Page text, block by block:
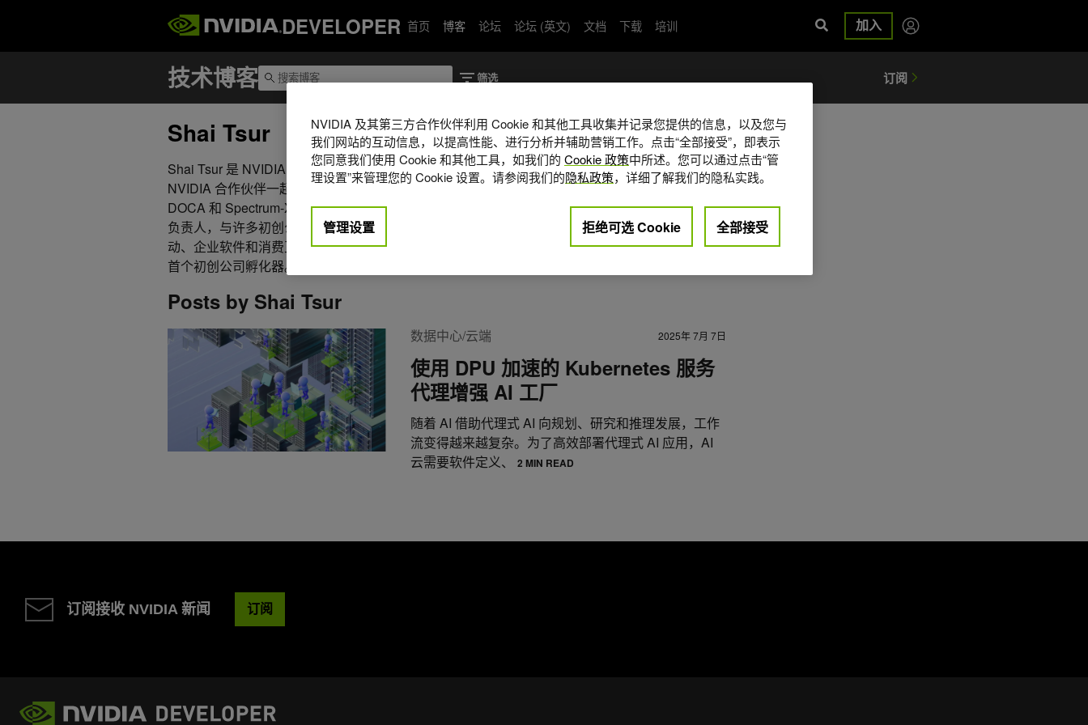
DEVELOPER 首页 博客 论坛 论坛 (英文) 文档 下载 培训 加入
Shai Tsur
Shai Tsur 是 NVIDIA 的 AI 网络和安全高级营销和开发者关系经理。他与
NVIDIA 合作伙伴一起开发利用 NVIDIA 先进网络产品 (例如 BlueField、
DOCA 和 Spectrum-X) 的解决方案。Shai 是 NVIDIA 初创加速计划网络
负责人，与许多初创公司合作。他曾在风险投资行业工作多年，为移
动、企业软件和消费互联网公司提供资金支持。他还帮助创立了微软的
首个初创公司孵化器。
Posts by Shai Tsur
数据中心/云端 2025年 7月 7日
使用 DPU 加速的 Kubernetes 服务
代理增强 AI 工厂
随着 AI 借助代理式 AI 向规划、研究和推理发展，工作
流变得越来越复杂。为了高效部署代理式 AI 应用，AI
云需要软件定义、
2 MIN READ
订阅接收 NVIDIA 新闻 订阅
NVIDIA 及其第三方合作伙伴利用 Cookie 和其他工具收集并记录您提供的信息，以及您与
我们网站的互动信息，以提高性能、进行分析并辅助营销工作。点击“全部接受”，即表示
您同意我们使用 Cookie 和其他工具，如我们的 Cookie 政策中所述。您可以通过点击“管
理设置”来管理您的 Cookie 设置。请参阅我们的隐私政策，详细了解我们的隐私实践。
管理设置 拒绝可选 Cookie 全部接受